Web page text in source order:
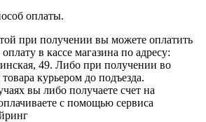
оплаты.
при получении вы можете оплатить
в кассе магазина по адресу:
49. Либо при получении во
курьером до подъезда.
вы либо получаете счет на
с помощью сервиса